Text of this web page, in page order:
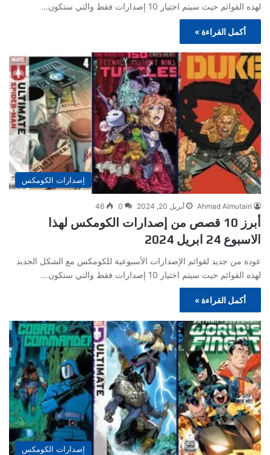
لهذه القوائم حيث سيتم اختيار 10 إصدارات فقط والتي ستكون…
أكمل القراءة »
إصدارات الكومكس
Ahmad Almutairi أبريل 20, 2024 0
46
أبرز 10 قصص من إصدارات الكومكس لهذا
الاسبوع 24 ابريل 2024
عودة من جديد لقوائم الإصدارات الأسبوعية للكومكس مع الشكل الجديد
لهذه القوائم حيث سيتم اختيار 10 إصدارات فقط والتي ستكون…
أكمل القراءة »
إصدارات الكومكس